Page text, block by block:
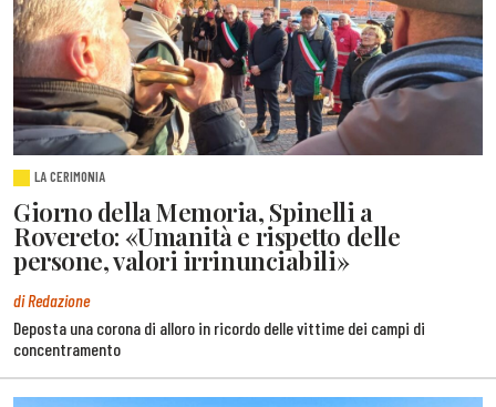
LA CERIMONIA
Giorno della Memoria, Spinelli a
Rovereto: «Umanità e rispetto delle
persone, valori irrinunciabili»
di Redazione
Deposta una corona di alloro in ricordo delle vittime dei campi di
concentramento